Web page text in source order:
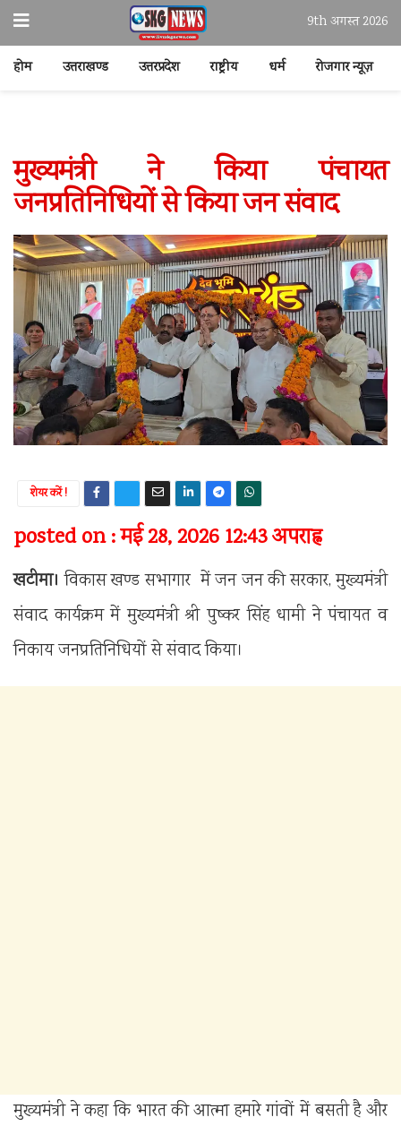
9th अगस्त 2026
होम उत्तराखण्ड उत्तरप्रदेश राष्ट्रीय धर्म रोजगार न्यूज़
मुख्यमंत्री ने किया पंचायत
जनप्रतिनिधियों से किया जन संवाद
शेयर करें !
posted on : मई 28, 2026 12:43 अपराह्न
खटीमा। विकास खण्ड सभागार में जन जन की सरकार, मुख्यमंत्री
संवाद कार्यक्रम में मुख्यमंत्री श्री पुष्कर सिंह धामी ने पंचायत व
निकाय जनप्रतिनिधियों से संवाद किया।
मुख्यमंत्री ने कहा कि भारत की आत्मा हमारे गांवों में बसती है और